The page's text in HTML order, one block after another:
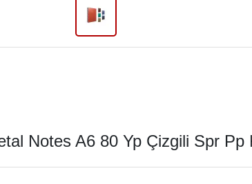
Notes A6 80 Yp Çizgili Spr